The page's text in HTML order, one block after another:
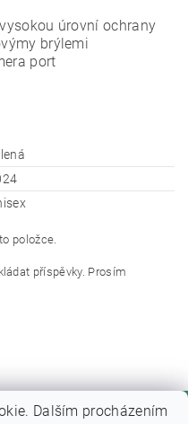
úrovní ochrany
brýlemi
port
položce.
příspěvky. Prosím
Dalším procházením